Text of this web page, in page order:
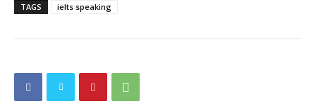
TAGS ielts speaking